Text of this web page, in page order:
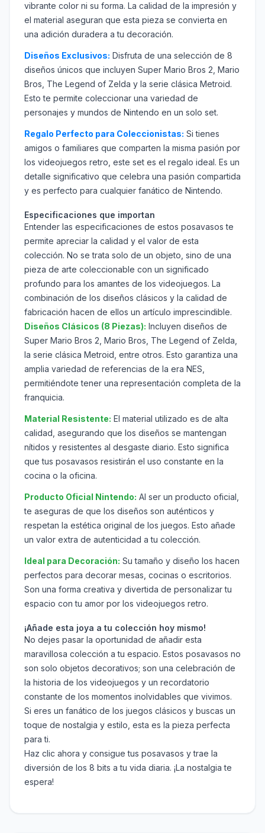
vibrante color ni su forma. La calidad de la impresión y
el material aseguran que esta pieza se convierta en
una adición duradera a tu decoración.
Diseños Exclusivos: Disfruta de una selección de 8
diseños únicos que incluyen Super Mario Bros 2, Mario
Bros, The Legend of Zelda y la serie clásica Metroid.
Esto te permite coleccionar una variedad de
personajes y mundos de Nintendo en un solo set.
Regalo Perfecto para Coleccionistas: Si tienes
amigos o familiares que comparten la misma pasión por
los videojuegos retro, este set es el regalo ideal. Es un
detalle significativo que celebra una pasión compartida
y es perfecto para cualquier fanático de Nintendo.
Especificaciones que importan
Entender las especificaciones de estos posavasos te
permite apreciar la calidad y el valor de esta
colección. No se trata solo de un objeto, sino de una
pieza de arte coleccionable con un significado
profundo para los amantes de los videojuegos. La
combinación de los diseños clásicos y la calidad de
fabricación hacen de ellos un artículo imprescindible.
Diseños Clásicos (8 Piezas): Incluyen diseños de
Super Mario Bros 2, Mario Bros, The Legend of Zelda,
la serie clásica Metroid, entre otros. Esto garantiza una
amplia variedad de referencias de la era NES,
permitiéndote tener una representación completa de la
franquicia.
Material Resistente: El material utilizado es de alta
calidad, asegurando que los diseños se mantengan
nítidos y resistentes al desgaste diario. Esto significa
que tus posavasos resistirán el uso constante en la
cocina o la oficina.
Producto Oficial Nintendo: Al ser un producto oficial,
te aseguras de que los diseños son auténticos y
respetan la estética original de los juegos. Esto añade
un valor extra de autenticidad a tu colección.
Ideal para Decoración: Su tamaño y diseño los hacen
perfectos para decorar mesas, cocinas o escritorios.
Son una forma creativa y divertida de personalizar tu
espacio con tu amor por los videojuegos retro.
¡Añade esta joya a tu colección hoy mismo!
No dejes pasar la oportunidad de añadir esta
maravillosa colección a tu espacio. Estos posavasos no
son solo objetos decorativos; son una celebración de
la historia de los videojuegos y un recordatorio
constante de los momentos inolvidables que vivimos.
Si eres un fanático de los juegos clásicos y buscas un
toque de nostalgia y estilo, esta es la pieza perfecta
para ti.
Haz clic ahora y consigue tus posavasos y trae la
diversión de los 8 bits a tu vida diaria. ¡La nostalgia te
espera!